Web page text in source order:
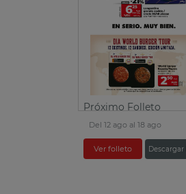
Próximo Folleto
Del 12 ago al 18 ago
Ver folleto Descargar